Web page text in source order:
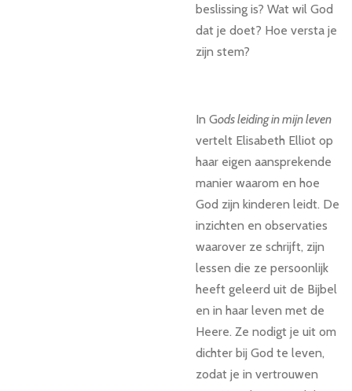
beslissing is? Wat wil God
dat je doet? Hoe versta je
zijn stem?
In Gods leiding in mijn leven
vertelt Elisabeth Elliot op
haar eigen aansprekende
manier waarom en hoe
God zijn kinderen leidt. De
inzichten en observaties
waarover ze schrijft, zijn
lessen die ze persoonlijk
heeft geleerd uit de Bijbel
en in haar leven met de
Heere. Ze nodigt je uit om
dichter bij God te leven,
zodat je in vertrouwen